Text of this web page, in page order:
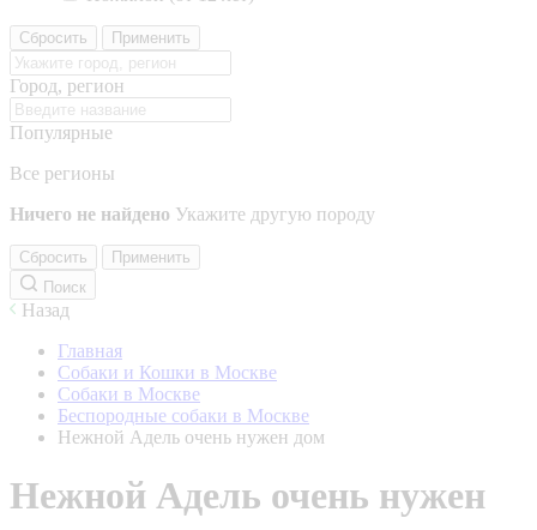
Сбросить Применить
Город, регион
Популярные
Все регионы
Ничего не найдено Укажите другую породу
Сбросить
Применить
Поиск
Назад
Главная
Собаки и Кошки в Москве
Собаки в Москве
Беспородные собаки в Москве
Нежной Адель очень нужен дом
Нежной Адель очень нужен